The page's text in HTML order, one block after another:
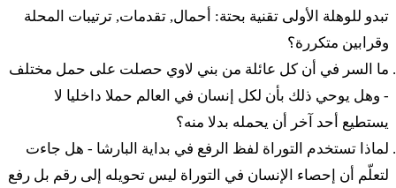
מה
אֵלֶּה פְקוּדֵי מִשְׁפְּחֹת בְּנֵי מְרָרִי אֲשֶׁר פָּקַד
מֹשֶׁה וְאַהֲרֹן עַל פִּי יְדוָד בְּיַד מֹשֶׁה׃
٤٦ كول هَبّْقوديم أَشِر باقاد موشيه فْأَهَرون أونْسييئيه
يِسْرائيل إِت هَلْفيِّيم لْمِشْبّْحوتام أولْبيت أَبوتام
מו
כָּל הַפְּקֻדִים אֲשֶׁר פָּקַד מֹשֶׁה וְאַהֲרֹן וּנְשִׂיאֵי
تبدو للوهلة الأولى تقنية بحتة: أحمال, تقدمات, ترتيبات المحلة
وقرابين متكررة؟
ما السر في أن كل عائلة من بني لاوي حصلت على حمل مختلف
- وهل يوحي ذلك بأن لكل إنسان في العالم حملا داخليا لا
يستطيع أحد آخر أن يحمله بدلا منه؟
لماذا تستخدم التوراة لفظ الرفع في بداية البارشا - هل جاءت
لتعلّم أن إحصاء الإنسان في التوراة ليس تحويله إلى رقم بل رفع